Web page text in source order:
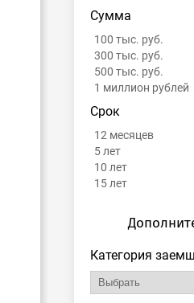
Сумма
100 тыс. руб.
300 тыс. руб.
500 тыс. руб.
1 миллион рублей
Срок
12 месяцев
5 лет
10 лет
15 лет
Категория